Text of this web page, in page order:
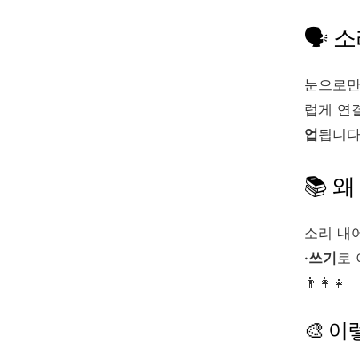
🗣️ 소
눈으로
럽게 연
업됩니
📚 왜
소리 내
·쓰기 로
👨‍👩‍👧
🎨 이